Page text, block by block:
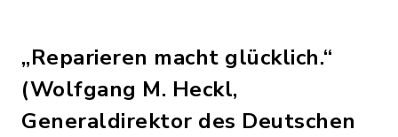
„Reparieren macht glücklich.“
(Wolfgang M. Heckl,
Generaldirektor des Deutschen